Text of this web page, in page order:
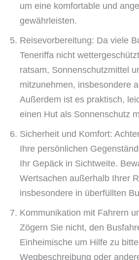
um eine komfortable und
gewährleisten.
Reisevorbereitung: Da viele
Teneriffa nicht
ratsam, Sonnenschutzmittel
mitzunehmen, insbesondere
Außerdem ist es praktisch,
einen Hut als Sonnenschutz
Sicherheit und Komfort:
Ihre persönlichen
Ihr Gepäck in Sichtweite.
Wertsachen außerhalb Ihrer
insbesondere in überfüllten
Kommunikation mit Fahrern
Zögern Sie nicht, den
Einheimische um Hilfe zu
Wegbeschreibung oder